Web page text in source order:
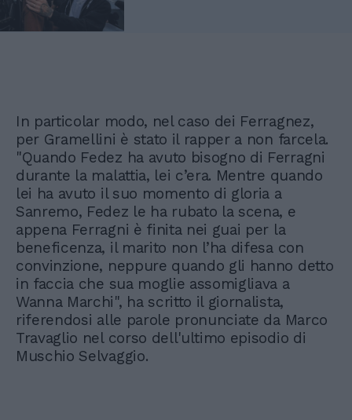
In particolar modo, nel caso dei Ferragnez,
per Gramellini è stato il rapper a non farcela.
"Quando Fedez ha avuto bisogno di Ferragni
durante la malattia, lei c’era. Mentre quando
lei ha avuto il suo momento di gloria a
Sanremo, Fedez le ha rubato la scena, e
appena Ferragni è finita nei guai per la
beneficenza, il marito non l’ha difesa con
convinzione, neppure quando gli hanno detto
in faccia che sua moglie assomigliava a
Wanna Marchi", ha scritto il giornalista,
riferendosi alle parole pronunciate da Marco
Travaglio nel corso dell'ultimo episodio di
Muschio Selvaggio.